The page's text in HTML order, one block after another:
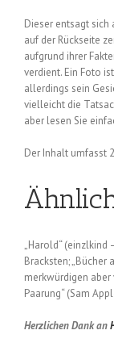
Dieser entsagt sich
auf der Rückseite
aufgrund ihrer
verdient. Ein Foto
allerdings sein
vielleicht die
aber lesen Sie
Der Inhalt umfasst
„Harold“ (einzlkind
Bracksten; „Bücher
merkwürdigen
Paarung“ (Sam
Herzlichen Dank an